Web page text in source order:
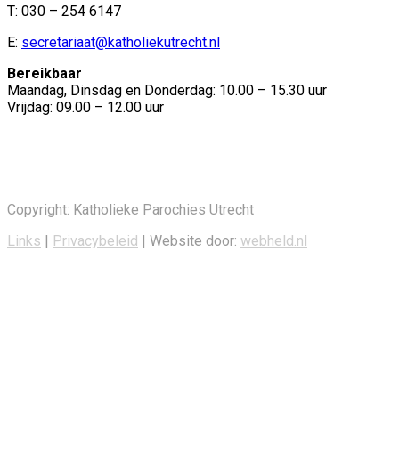
T: 030 – 254 6147
E: secretariaat@katholiekutrecht.nl
Bereikbaar
Maandag, Dinsdag en Donderdag: 10.00 – 15.30 uur
Vrijdag: 09.00 – 12.00 uur
Copyright: Katholieke Parochies Utrecht
Links | Privacybeleid | Website door: webheld.nl